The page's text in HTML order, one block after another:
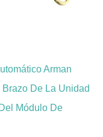
Arman
De La Unidad
Módulo De